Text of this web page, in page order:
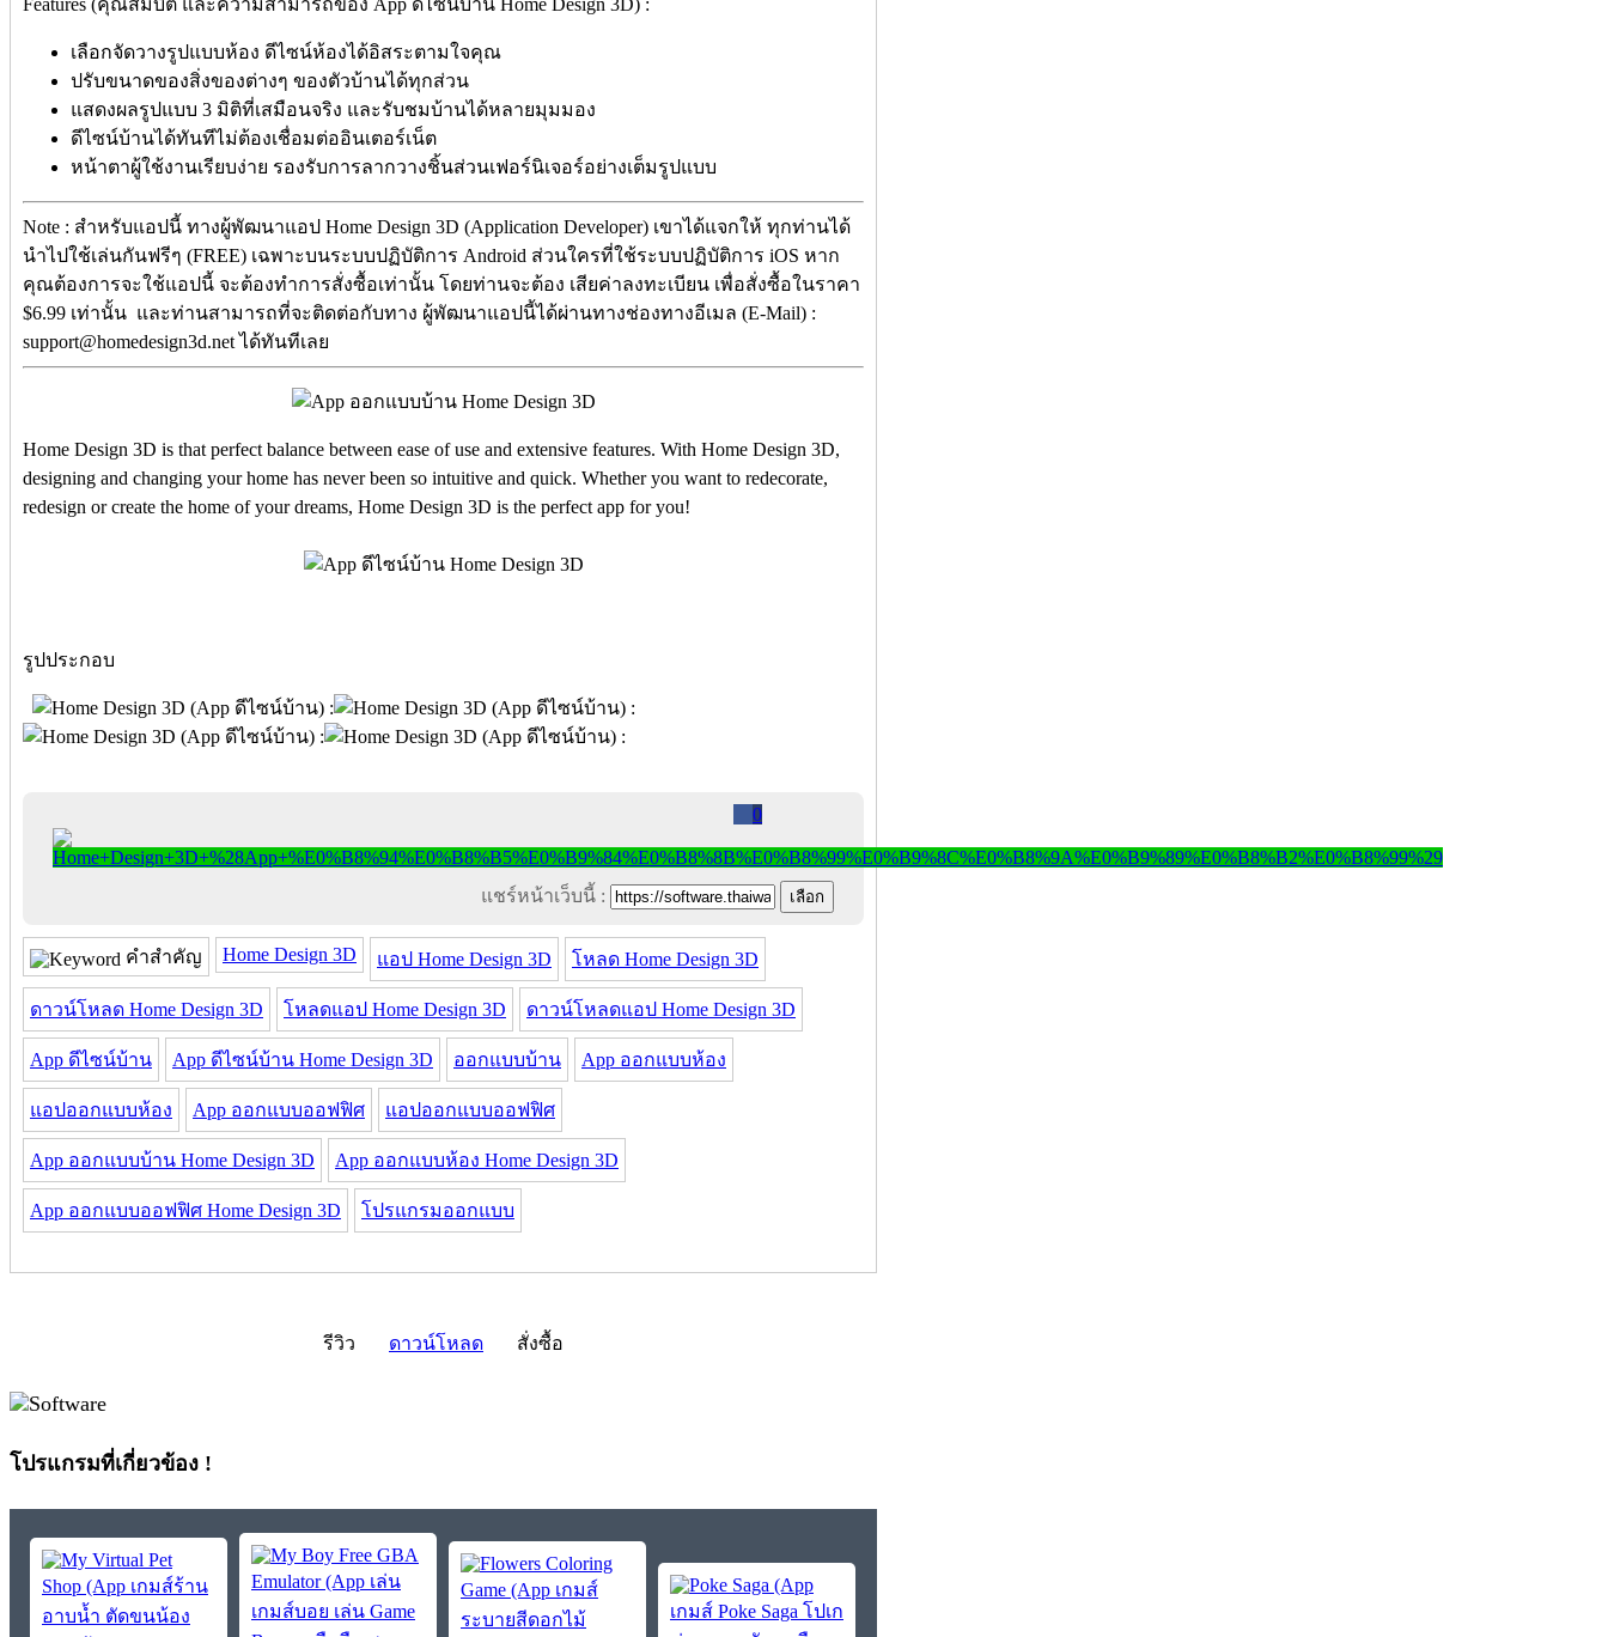
Features (คุณสมบัติ และความสามารถของ App ดีไซน์บ้าน Home Design 3D) :
เลือกจัดวางรูปแบบห้อง ดีไซน์ห้องได้อิสระตามใจคุณ
ปรับขนาดของสิ่งของต่างๆ ของตัวบ้านได้ทุกส่วน
แสดงผลรูปแบบ 3 มิติที่เสมือนจริง และรับชมบ้านได้หลายมุมมอง
ดีไซน์บ้านได้ทันทีไม่ต้องเชื่อมต่ออินเตอร์เน็ต
หน้าตาผู้ใช้งานเรียบง่าย รองรับการลากวางชิ้นส่วนเฟอร์นิเจอร์อย่างเต็มรูปแบบ
Note : สำหรับแอปนี้ ทางผู้พัฒนาแอป Home Design 3D (Application Developer) เขาได้แจกให้ ทุกท่านได้
นำไปใช้เล่นกันฟรีๆ (FREE) เฉพาะบนระบบปฏิบัติการ Android ส่วนใครที่ใช้ระบบปฏิบัติการ iOS หาก
คุณต้องการจะใช้แอปนี้ จะต้องทำการสั่งซื้อเท่านั้น โดยท่านจะต้อง เสียค่าลงทะเบียน เพื่อสั่งซื้อในราคา
$6.99 เท่านั้น และท่านสามารถที่จะติดต่อกับทาง ผู้พัฒนาแอปนี้ได้ผ่านทางช่องทางอีเมล (E-Mail) :
support@homedesign3d.net ได้ทันทีเลย
Home Design 3D is that perfect balance between ease of use and extensive features. With Home Design 3D,
designing and changing your home has never been so intuitive and quick. Whether you want to redecorate,
redesign or create the home of your dreams, Home Design 3D is the perfect app for you!
รูปประกอบ
0
แชร์หน้าเว็บนี้ :
คำสำคัญ Home Design 3D แอป Home Design 3D โหลด Home Design 3D
ดาวน์โหลด Home Design 3D โหลดแอป Home Design 3D ดาวน์โหลดแอป Home Design 3D
App ดีไซน์บ้าน App ดีไซน์บ้าน Home Design 3D ออกแบบบ้าน App ออกแบบห้อง
แอปออกแบบห้อง App ออกแบบออฟฟิศ แอปออกแบบออฟฟิศ
App ออกแบบบ้าน Home Design 3D App ออกแบบห้อง Home Design 3D
App ออกแบบออฟฟิศ Home Design 3D โปรแกรมออกแบบ
รีวิว ดาวน์โหลด สั่งซื้อ
โปรแกรมที่เกี่ยวข้อง !